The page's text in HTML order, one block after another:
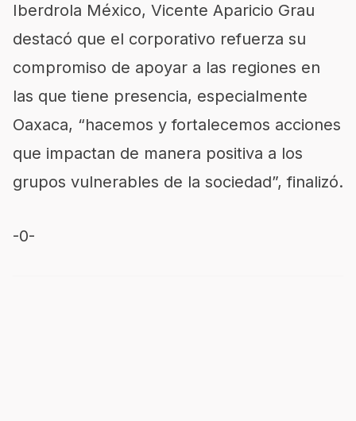
Iberdrola México, Vicente Aparicio Grau
destacó que el corporativo refuerza su
compromiso de apoyar a las regiones en
las que tiene presencia, especialmente
Oaxaca, “hacemos y fortalecemos acciones
que impactan de manera positiva a los
grupos vulnerables de la sociedad”, finalizó.
​​​​​​-0-